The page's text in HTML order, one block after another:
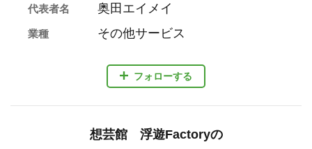
フォローする
代表者名 奥田エイメイ
業種 その他サービス
想芸館 浮遊Factoryの